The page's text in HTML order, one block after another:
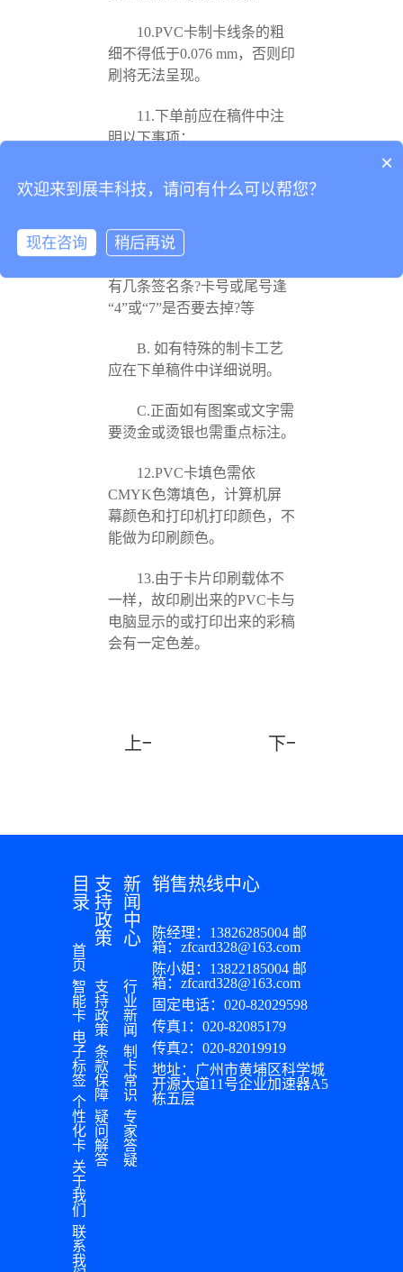
10.PVC卡制卡线条的粗
细不得低于0.076 mm，否则印
刷将无法呈现。
11.下单前应在稿件中注
明以下事项：
A.说明PVC卡一共制作几
张?标明卡号从哪个起始码开
码、平码或喷码?卡号是否需
有几条签名条?卡号或尾号逢
“4”或“7”是否要去掉?等
B. 如有特殊的制卡工艺
应在下单稿件中详细说明。
C.正面如有图案或文字需
要烫金或烫银也需重点标注。
12.PVC卡填色需依
CMYK色簿填色，计算机屏
幕颜色和打印机打印颜色，不
能做为印刷颜色。
13.由于卡片印刷载体不
一样，故印刷出来的PVC卡与
电脑显示的或打印出来的彩稿
会有一定色差。
上一篇：3D卡制作常用哪几种材料
下一篇：PVC卡
目
录
首
页
智
能
卡
电
子
标
签
个
性
化
卡
关
于
我
们
联
系
我
支
持
政
策
支
持
政
策
条
款
保
障
疑
问
解
答
新
闻
中
心
行
业
新
闻
制
卡
常
识
专
家
答
疑
销售热线中心
陈经理：13826285004 邮
箱：zfcard328@163.com
陈小姐：13822185004 邮
箱：zfcard328@163.com
固定电话：020-82029598
传真1：020-82085179
传真2：020-82019919
地址：广州市黄埔区科学城
开源大道11号企业加速器A5
栋五层
×
欢迎来到展丰科技，请问有什么可以帮您？
现在咨询 稍后再说